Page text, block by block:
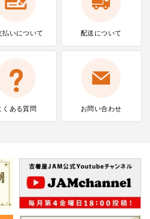
払いについて 配送について
くある質問 お問い合わせ